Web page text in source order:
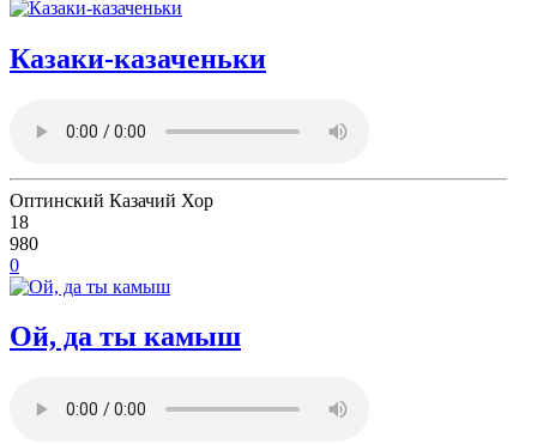
Казаки-казаченьки
Оптинский Казачий Хор
18
980
0
Ой, да ты камыш